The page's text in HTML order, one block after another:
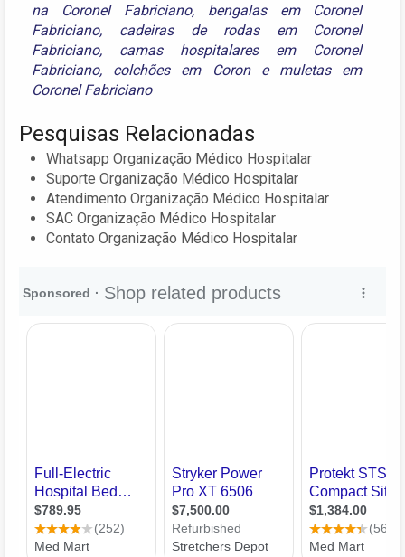
na Coronel Fabriciano, bengalas em Coronel
Fabriciano, cadeiras de rodas em Coronel
Fabriciano, camas hospitalares em Coronel
Fabriciano, colchões em Corone muletas em
Coronel Fabriciano
Pesquisas Relacionadas
Whatsapp Organização Médico Hospitalar
Suporte Organização Médico Hospitalar
Atendimento Organização Médico Hospitalar
SAC Organização Médico Hospitalar
Contato Organização Médico Hospitalar